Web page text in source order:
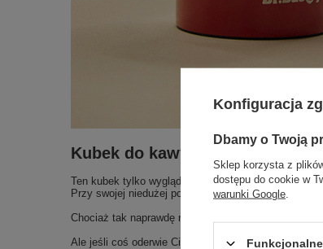
Kubek do kawy Apollo,
Ten kubek tylko wygląda jak porcelanowy. Tak
Przy swojej niedużej pojemności utrzyma ciepło aż do
Chociaż tak naprawdę nie ścigamy się jak długo
Ale jeśli coś oderwie Cię od tej chwili przyjemności
Konfiguracja
Dbamy o Twoją
Sklep korzysta z
dostępu do cookie w
warunki Google